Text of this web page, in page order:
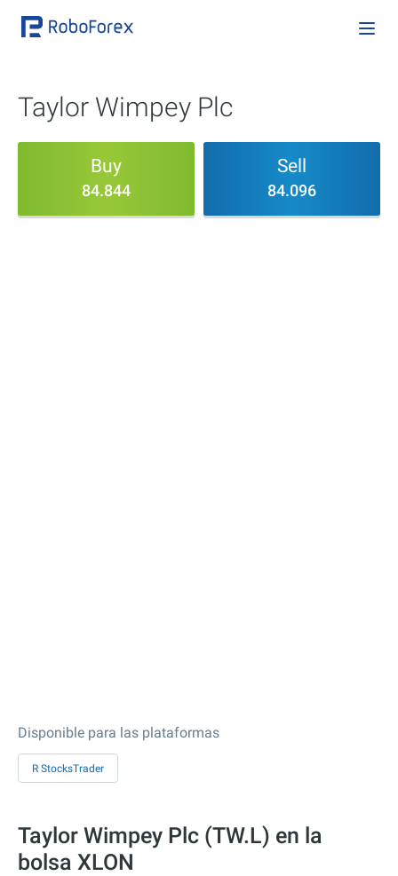
Taylor Wimpey Plc
Buy
84.844
Sell
84.096
Disponible para las plataformas
R StocksTrader
Taylor Wimpey Plc (TW.L) en la
bolsa XLON